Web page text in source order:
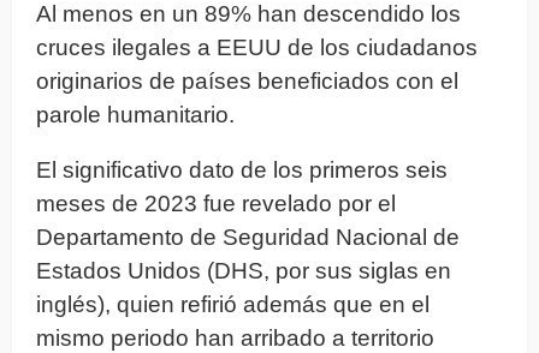
Al menos en un 89% han descendido los
cruces ilegales a EEUU de los ciudadanos
originarios de países beneficiados con el
parole humanitario.
El significativo dato de los primeros seis
meses de 2023 fue revelado por el
Departamento de Seguridad Nacional de
Estados Unidos (DHS, por sus siglas en
inglés), quien refirió además que en el
mismo periodo han arribado a territorio